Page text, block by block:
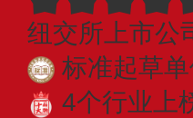
纽交所上市公
标准起草
4个行业上